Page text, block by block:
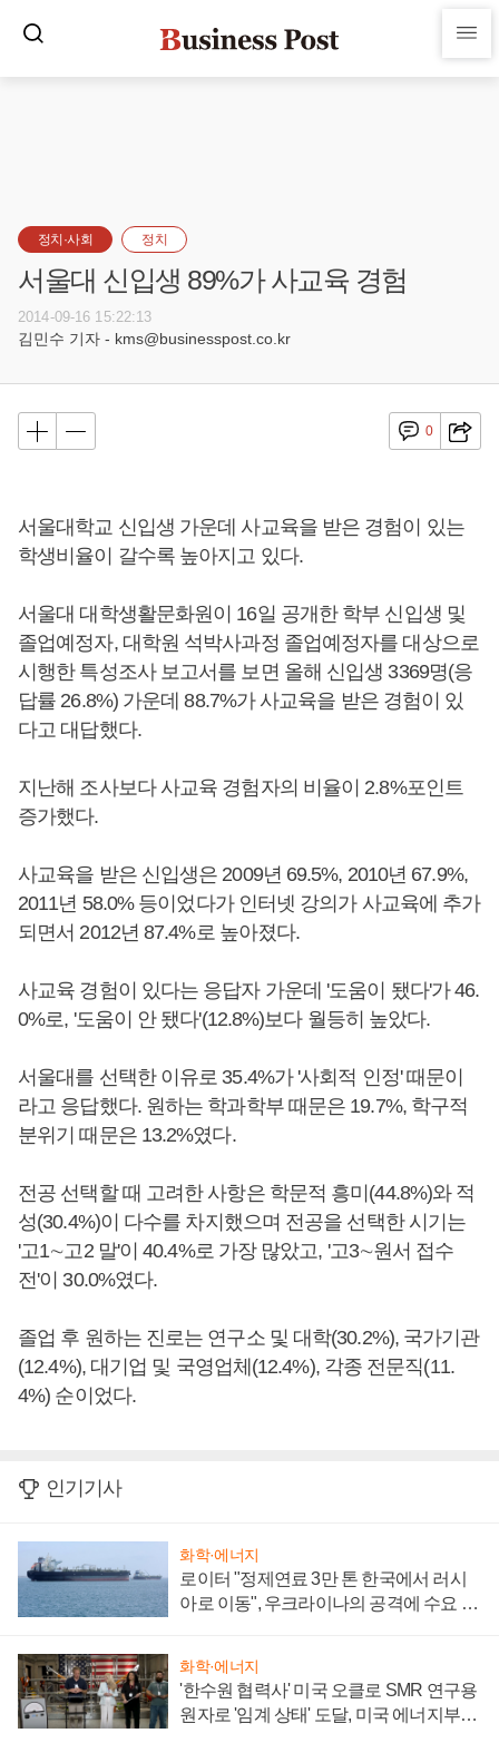
정치·사회 정치
서울대 신입생 89%가 사교육 경험
2014-09-16 15:22:13
김민수 기자 - kms@businesspost.co.kr
0
서울대학교 신입생 가운데 사교육을 받은 경험이 있는
학생비율이 갈수록 높아지고 있다.
서울대 대학생활문화원이 16일 공개한 학부 신입생 및
졸업예정자, 대학원 석박사과정 졸업예정자를 대상으로
시행한 특성조사 보고서를 보면 올해 신입생 3369명(응
답률 26.8%) 가운데 88.7%가 사교육을 받은 경험이 있
다고 대답했다.
지난해 조사보다 사교육 경험자의 비율이 2.8%포인트
증가했다.
사교육을 받은 신입생은 2009년 69.5%, 2010년 67.9%,
2011년 58.0% 등이었다가 인터넷 강의가 사교육에 추가
되면서 2012년 87.4%로 높아졌다.
사교육 경험이 있다는 응답자 가운데 '도움이 됐다'가 46.
0%로, '도움이 안 됐다'(12.8%)보다 월등히 높았다.
서울대를 선택한 이유로 35.4%가 '사회적 인정' 때문이
라고 응답했다. 원하는 학과학부 때문은 19.7%, 학구적
분위기 때문은 13.2%였다.
전공 선택할 때 고려한 사항은 학문적 흥미(44.8%)와 적
성(30.4%)이 다수를 차지했으며 전공을 선택한 시기는
'고1∼고2 말'이 40.4%로 가장 많았고, '고3∼원서 접수
전'이 30.0%였다.
졸업 후 원하는 진로는 연구소 및 대학(30.2%), 국가기관
(12.4%), 대기업 및 국영업체(12.4%), 각종 전문직(11.
4%) 순이었다.
인기기사
화학·에너지
로이터 "정제연료 3만 톤 한국에서 러시
아로 이동", 우크라이나의 공격에 수요 늘
화학·에너지
'한수원 협력사' 미국 오클로 SMR 연구용
원자로 '임계 상태' 도달, 미국 에너지부